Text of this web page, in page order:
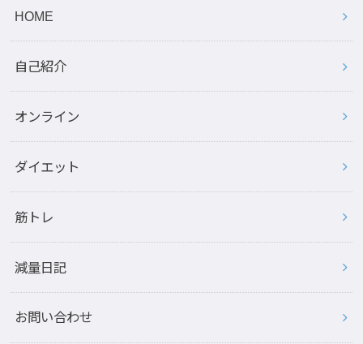
HOME
自己紹介
オンライン
ダイエット
筋トレ
減量日記
お問い合わせ